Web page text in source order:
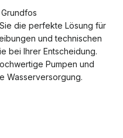
die perfekte Lösung für
und technischen
bei Ihrer Entscheidung.
Pumpen und
Wasserversorgung.